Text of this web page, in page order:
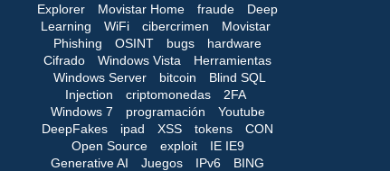
Explorer
Movistar Home fraude
Deep
Learning
WiFi cibercrimen
Movistar
Phishing
OSINT bugs
hardware
Cifrado
Windows Vista
Herramientas
Windows Server
bitcoin
Blind SQL
Injection
criptomonedas
2FA
Windows 7
programación
Youtube
DeepFakes
ipad XSS tokens
CON
Open Source
exploit
IE IE9
Generative AI
Juegos IPv6
BING